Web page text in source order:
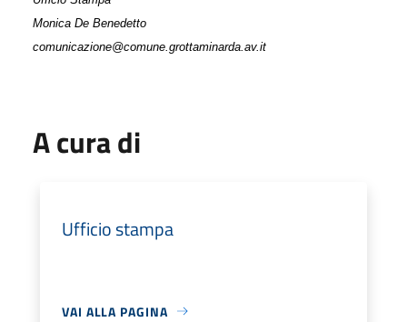
Monica De Benedetto
comunicazione@comune.grottaminarda.av.it
A cura di
Ufficio stampa
VAI ALLA PAGINA